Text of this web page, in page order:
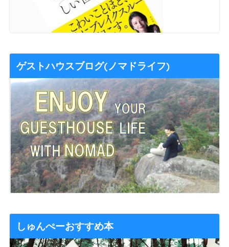
ゲストハウスブログ(ノマドライフ)
しゅんぺーおすすめ本